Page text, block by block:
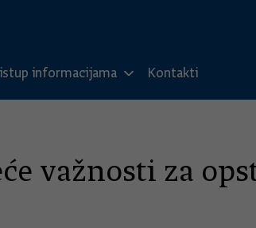
informacijama Kontakti
važnosti za